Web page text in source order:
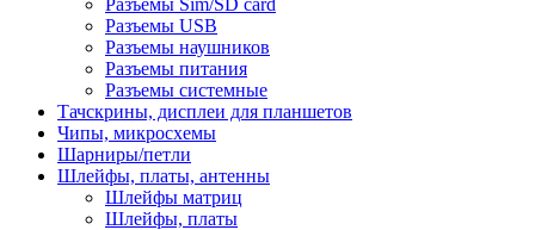
Разъемы Sim/SD card
Разъемы USB
Разъемы наушников
Разъемы питания
Разъемы системные
Тачскрины, дисплеи для планшетов
Чипы, микросхемы
Шарниры/петли
Шлейфы, платы, антенны
Шлейфы матриц
Шлейфы, платы